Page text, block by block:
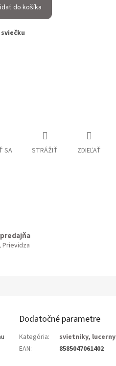
do košíka
SA STRÁŽIŤ ZDIEĽAŤ
Prievidza
Dodatočné parametre
Kategória:
svietniky, lucerny
EAN: 8585047061402